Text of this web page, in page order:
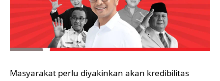
Masyarakat perlu diyakinkan akan kredibilitas